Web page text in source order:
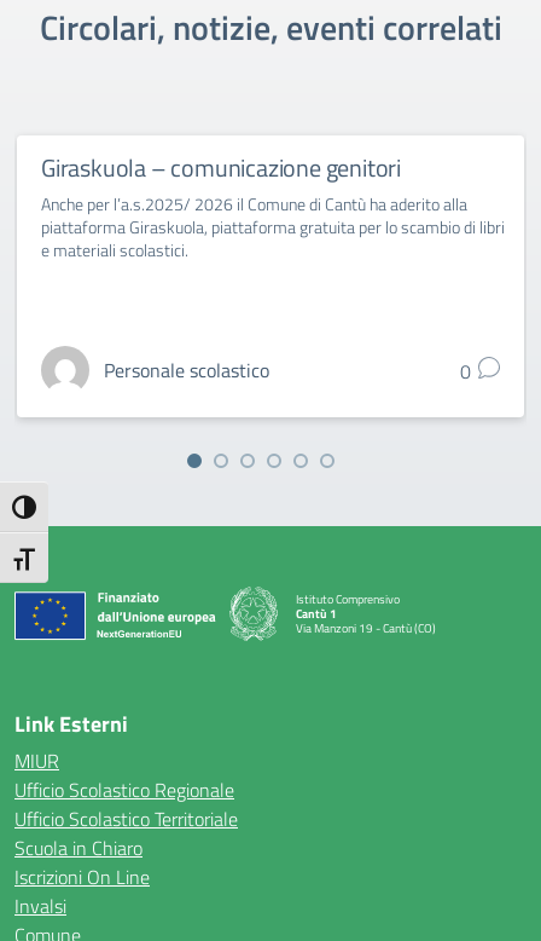
Attiva/disattiva alto contrasto
Attiva/disattiva dimensione testo
Circolari, notizie, eventi correlati
Giraskuola – comunicazione genitori
Anche per l’a.s.2025/ 2026 il Comune di Cantù ha aderito alla
piattaforma Giraskuola, piattaforma gratuita per lo scambio di libri
e materiali scolastici.
Personale scolastico 0
Istituto Comprensivo
Cantù 1
Via Manzoni 19 - Cantù (CO)
— Visita la pagina iniziale della scuola
Link Esterni
MIUR
Ufficio Scolastico Regionale
Ufficio Scolastico Territoriale
Scuola in Chiaro
Iscrizioni On Line
Invalsi
Comune